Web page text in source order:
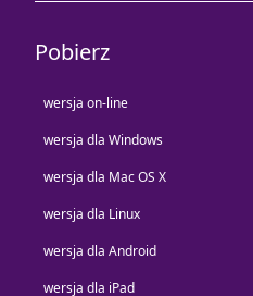
Pobierz
wersja on-line
wersja dla Windows
wersja dla Mac OS X
wersja dla Linux
wersja dla Android
wersja dla iPad